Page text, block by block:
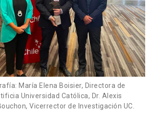
María Elena Boisier, Directora de
Universidad Católica, Dr. Alexis
Vicerrector de Investigación UC.